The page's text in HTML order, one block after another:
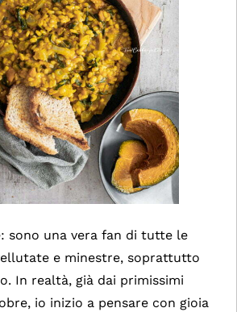
sono una vera fan di tutte le
e minestre, soprattutto
In realtà, già dai primissimi
io inizio a pensare con gioia